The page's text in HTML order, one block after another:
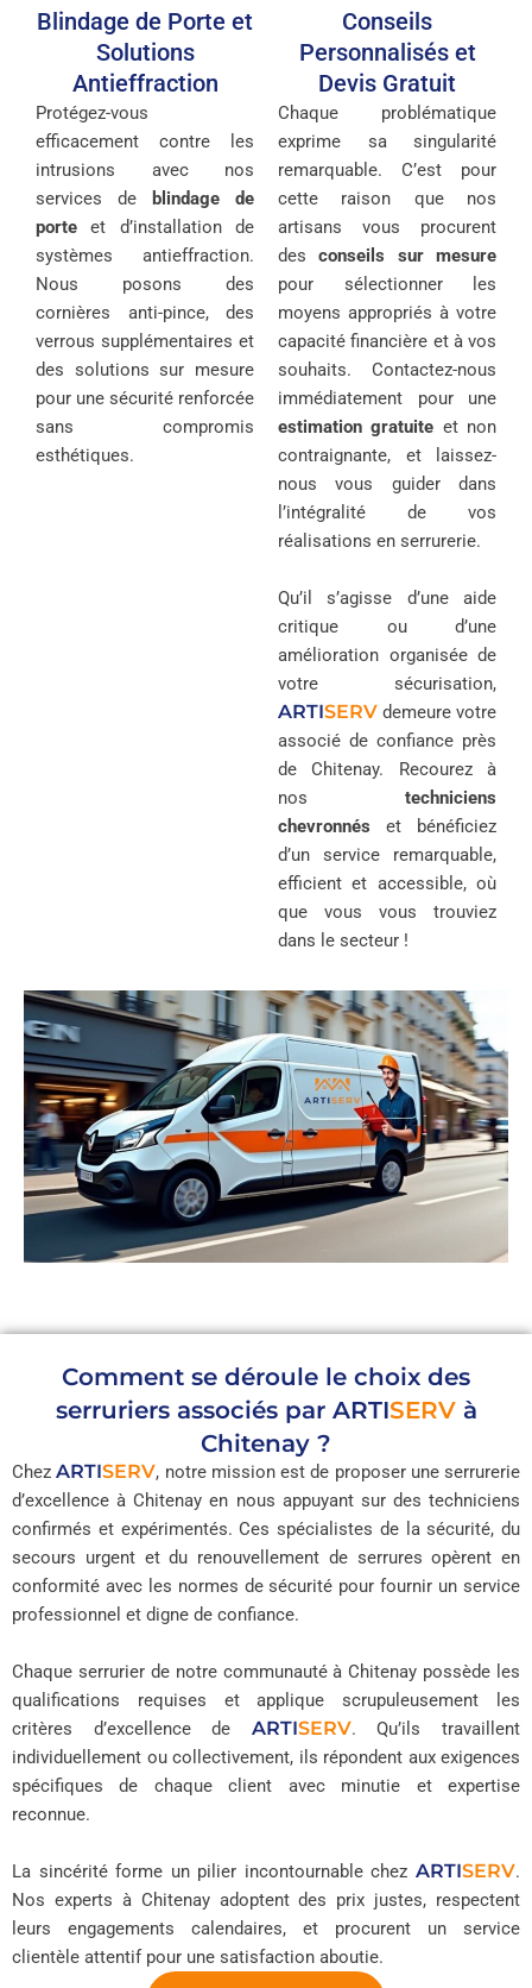
Blindage de Porte et
Solutions
Antieffraction
Protégez-vous
efficacement contre les
intrusions avec nos
services de
blindage de
porte et d’installation de
systèmes antieffraction.
Nous posons des
cornières anti-pince, des
verrous supplémentaires et
des solutions sur mesure
pour une sécurité renforcée
sans compromis
esthétiques.
Conseils
Personnalisés et
Devis Gratuit
Chaque problématique
exprime sa singularité
remarquable. C’est pour
cette raison que nos
artisans vous procurent
desconseils sur mesure
pour sélectionner les
moyens appropriés à votre
capacité financière et à vos
souhaits. Contactez-nous
immédiatement pour une
estimation gratuite et non
contraignante, et laissez-
nous vous guider dans
l’intégralité de vos
réalisations en serrurerie.
Qu’il s’agisse d’une aide
critique ou d’une
amélioration organisée de
votre sécurisation,
ARTISERV demeure votre
associé de confiance près
de Chitenay. Recourez à
nos techniciens
chevronnés et bénéficiez
d’un service remarquable,
efficient et accessible, où
que vous vous trouviez
dans le secteur !
Comment se déroule le choix des
serruriers associés par ARTISERVà
Chitenay ?
ChezARTISERV, notre mission est de proposer une serrurerie
d’excellence à Chitenay en nous appuyant sur des techniciens
confirmés et expérimentés. Ces spécialistes de la sécurité, du
secours urgent et du renouvellement de serrures opèrent en
conformité avec les normes de sécurité pour fournir un service
professionnel et digne de confiance.
Chaque serrurier de notre communauté à Chitenay possède les
qualifications requises et applique scrupuleusement les
critères d’excellence de ARTISERV. Qu’ils travaillent
individuellement ou collectivement, ils répondent aux exigences
spécifiques de chaque client avec minutie et expertise
reconnue.
La sincérité forme un pilier incontournable chez ARTISERV.
Nos experts à Chitenay adoptent des prix justes, respectent
leurs engagements calendaires, et procurent un service
clientèle attentif pour une satisfaction aboutie.